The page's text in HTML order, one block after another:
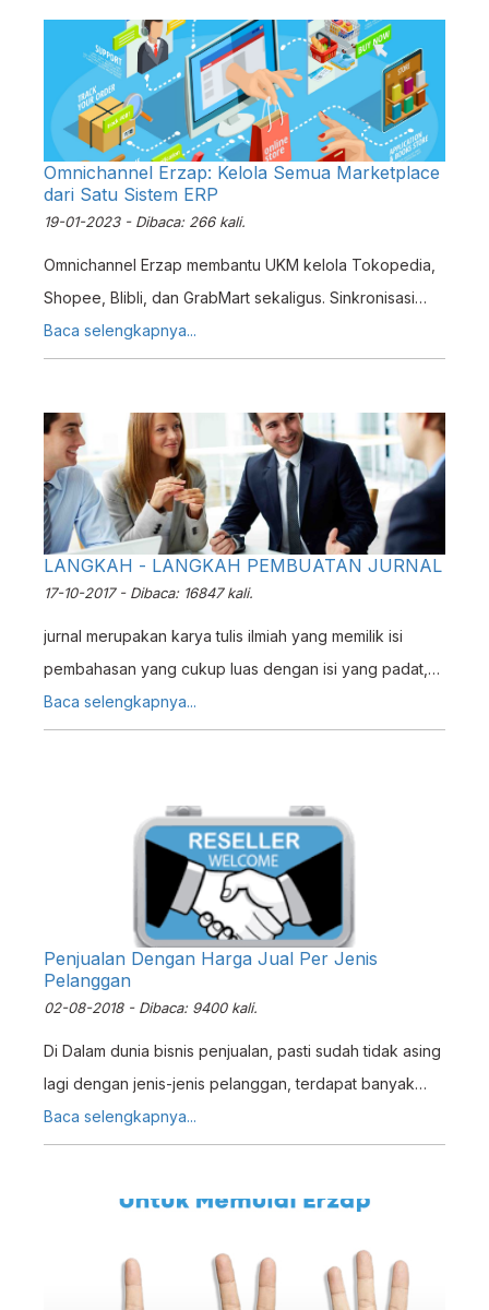
Omnichannel Erzap: Kelola Semua Marketplace
dari Satu Sistem ERP
19-01-2023 - Dibaca: 266 kali.
Omnichannel Erzap membantu UKM kelola Tokopedia,
Shopee, Blibli, dan GrabMart sekaligus. Sinkronisasi
stok, harga, dan produk otomatis dari satu sistem.
Baca selengkapnya...
LANGKAH - LANGKAH PEMBUATAN JURNAL
17-10-2017 - Dibaca: 16847 kali.
jurnal merupakan karya tulis ilmiah yang memilik isi
pembahasan yang cukup luas dengan isi yang padat,
Dengan tiap halaman memiliki pembahasan yang berisi.
Baca selengkapnya...
Penjualan Dengan Harga Jual Per Jenis
Pelanggan
02-08-2018 - Dibaca: 9400 kali.
Di Dalam dunia bisnis penjualan, pasti sudah tidak asing
lagi dengan jenis-jenis pelanggan, terdapat banyak
jenis pelanggan antara lain, distributor, reseller dan
customer. Nah pada artikel berikut akan dijelaskan
dalam sistem ERZ4P antara lain :
Baca selengkapnya...